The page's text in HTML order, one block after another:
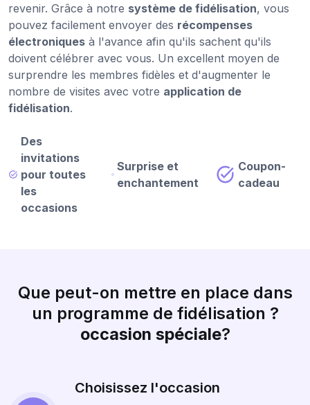
revenir. Grâce à notre système de fidélisation, vous
pouvez facilement envoyer des récompenses
électroniques à l'avance afin qu'ils sachent qu'ils
doivent célébrer avec vous. Un excellent moyen de
surprendre les membres fidèles et d'augmenter le
nombre de visites avec votre application de
fidélisation.
Des
invitations
pour toutes
les
occasions
Surprise et
enchantement
Coupon-
cadeau
Que peut-on mettre en place dans
un programme de fidélisation ?
occasion spéciale?
Choisissez l'occasion